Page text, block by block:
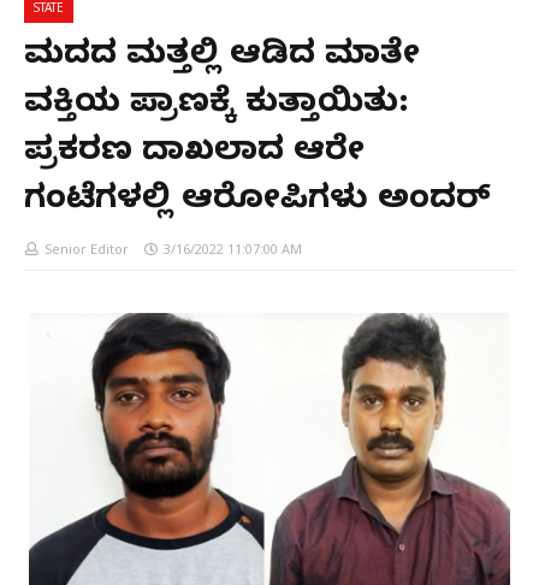
STATE
ಮದ್ಯದ ಮತ್ತಲ್ಲಿ ಆಡಿದ ಮಾತೇ
ವ್ಯಕ್ತಿಯ ಪ್ರಾಣಕ್ಕೆ ಕುತ್ತಾಯಿತು:
ಪ್ರಕರಣ ದಾಖಲಾದ ಆರೇ
ಗಂಟೆಗಳಲ್ಲಿ ಆರೋಪಿಗಳು ಅಂದರ್
Senior Editor 3/16/2022 11:07:00 AM